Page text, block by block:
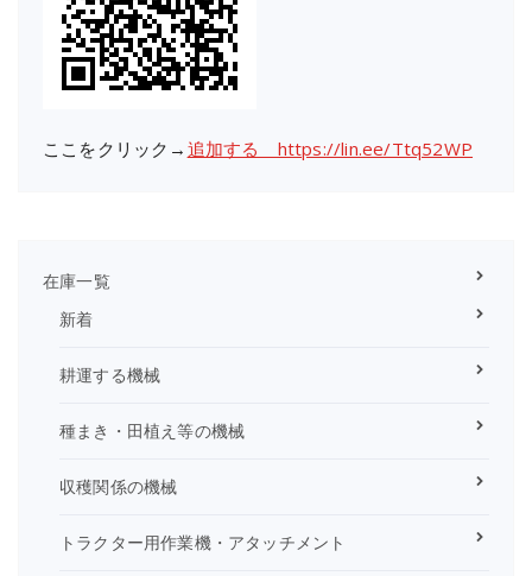
ここをクリック→ 追加する https://lin.ee/Ttq52WP
在庫一覧
新着
耕運する機械
種まき・田植え等の機械
収穫関係の機械
トラクター用作業機・アタッチメント